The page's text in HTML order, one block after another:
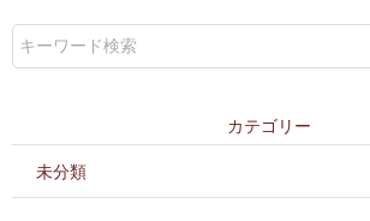
カ テ ゴ リ ー
未分類